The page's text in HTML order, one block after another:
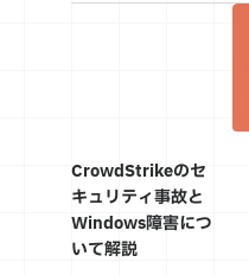
CrowdStrikeのセ
キュリティ事故と
Windows障害につ
いて解説